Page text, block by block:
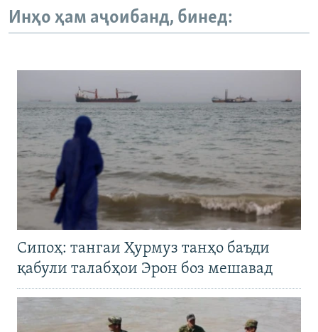
Инҳо ҳам аҷоибанд, бинед:
Сипоҳ: тангаи Ҳурмуз танҳо баъди
қабули талабҳои Эрон боз мешавад